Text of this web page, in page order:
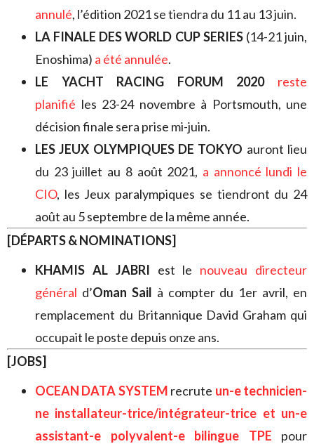
annulé, l’édition 2021 se tiendra du 11 au 13 juin.
LA FINALE DES WORLD CUP SERIES(14-21 juin,
Enoshima) a été annulée.
LE YACHT RACING FORUM 2020
reste
planifié les 23-24 novembre à Portsmouth, une
décision finale sera prise mi-juin.
LES JEUX OLYMPIQUES DE TOKYO auront lieu
du 23 juillet au 8 août 2021, a annoncé lundi le
CIO, les Jeux paralympiques se tiendront du 24
août au 5 septembre de la même année.
[DÉPARTS & NOMINATIONS]
KHAMIS AL JABRI est le nouveau directeur
général d’Oman Sail à compter du 1er avril, en
remplacement du Britannique David Graham qui
occupait le poste depuis onze ans.
[JOBS]
OCEAN DATA SYSTEM recrute un-e technicien-
ne installateur-trice/intégrateur-trice et un-e
assistant-e polyvalent-e bilingue TPE pour